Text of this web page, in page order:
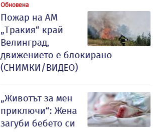
Обновена
Пожар на АМ
„Тракия“ край
Велинград,
движението е блокирано
(СНИМКИ/ВИДЕО)
„Животът за мен
приключи“: Жена
загуби бебето си